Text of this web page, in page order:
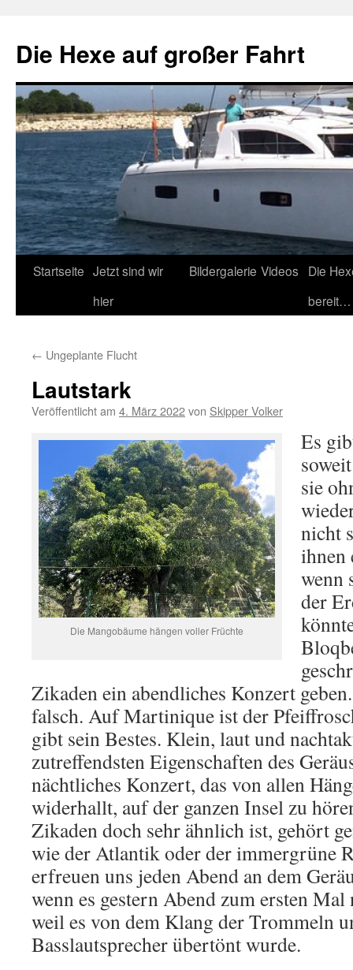
springen
Die Hexe auf großer Fahrt
Startseite Jetzt sind wir
hier
Bildergalerie Videos
Die
bereit…
← Ungeplante Flucht
Lautstark
Veröffentlicht am 4. März 2022von Skipper Volker
Die Mangobäume hängen voller Früchte
Es
sie
nicht
ihnen
wenn
der
Zikaden ein abendliches Konzert
falsch. Auf Martinique ist der
gibt sein Bestes. Klein, laut und
zutreffendsten Eigenschaften des
nächtliches Konzert, das von allen
widerhallt, auf der ganzen Insel zu
Zikaden doch sehr ähnlich ist, gehört
wie der Atlantik oder der immergrüne
erfreuen uns jeden Abend an dem
wenn es gestern Abend zum ersten
weil es von dem Klang der Trommeln
Basslautsprecher übertönt wurde.